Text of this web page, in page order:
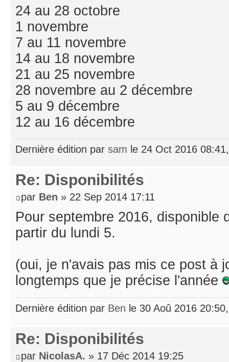
24 au 28 octobre
1 novembre
7 au 11 novembre
14 au 18 novembre
21 au 25 novembre
28 novembre au 2 décembre
5 au 9 décembre
12 au 16 décembre
Dernière édition par sam le 24 Oct 2016
Re: Disponibilités
par Ben » 22 Sep 2014 17:11
Pour septembre 2016, disponible
partir du lundi 5.
(oui, je n'avais pas mis ce post à
longtemps que je précise l'année
Dernière édition par Ben le 30 Aoû 2016
Re: Disponibilités
par NicolasA. » 17 Déc 2014 19:25